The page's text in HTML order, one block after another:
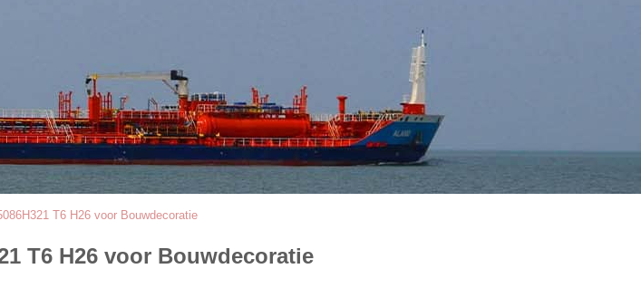
T6 H26 voor Bouwdecoratie
T6 H26 voor Bouwdecoratie